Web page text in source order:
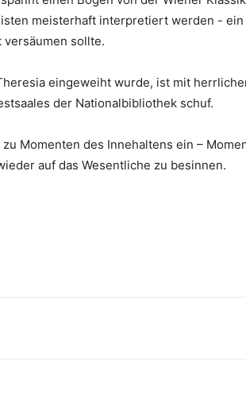
meisterhaft interpretiert werden -
versäumen sollte.
eingeweiht wurde, ist mit
der Nationalbibliothek schuf.
Momenten des Innehaltens ein –
auf das Wesentliche zu besinnen.